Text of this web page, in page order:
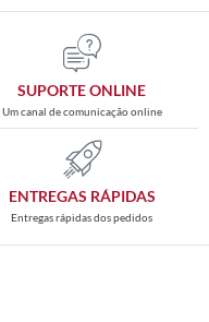
SUPORTE ONLINE
Um canal de comunicação online
ENTREGAS RÁPIDAS
Entregas rápidas dos pedidos